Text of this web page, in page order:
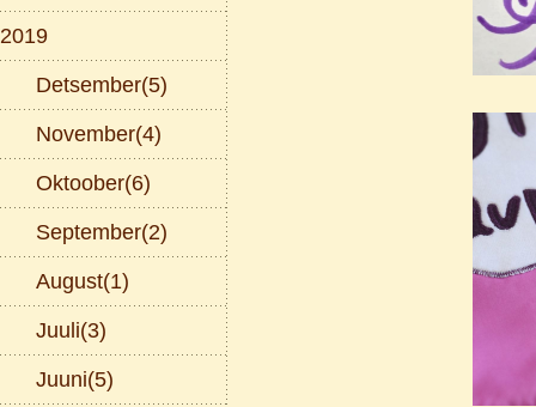
2019
Detsember(5)
November(4)
Oktoober(6)
September(2)
August(1)
Juuli(3)
Juuni(5)